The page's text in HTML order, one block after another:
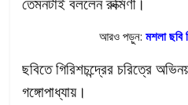
আরও পড়ুন:মশলা ছবি
ছবিতে গিরিশচন্দ্রের চরিত্রে
গঙ্গোপাধ্যায়।